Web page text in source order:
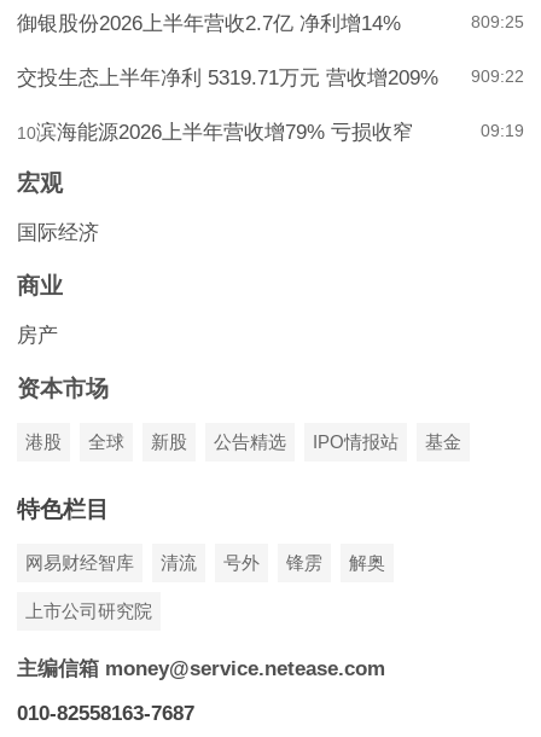
09:25
8
御银股份2026上半年营收2.7亿 净利增14%
09:22
9
交投生态上半年净利 5319.71万元 营收增209%
09:19
10滨海能源2026上半年营收增79% 亏损收窄
宏观
国际经济
商业
房产
资本市场
港股 全球 新股 公告精选 IPO情报站 基金
特色栏目
网易财经智库 清流 号外 锋雳 解奥
上市公司研究院
主编信箱 money@service.netease.com
010-82558163-7687